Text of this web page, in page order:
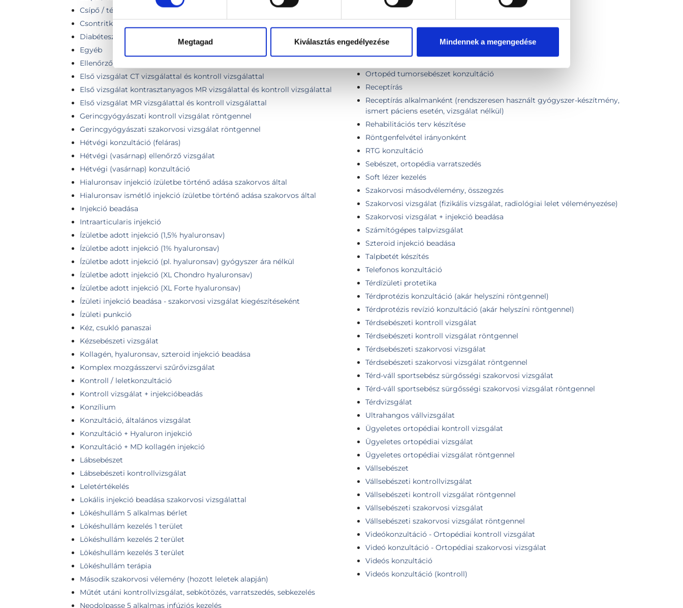
Megtagad Kiválasztás engedélyezése Mindennek a megengedése
Csípő / térdprotézis revízió konzultáció
Csontritkulás kezelése
Diabéteszes láb kezelése
Egyéb
Ellenőrző vizsgálat
Első vizsgálat CT vizsgálattal és kontroll vizsgálattal
Első vizsgálat kontrasztanyagos MR vizsgálattal és kontroll vizsgálattal
Első vizsgálat MR vizsgálattal és kontroll vizsgálattal
Gerincgyógyászati kontroll vizsgálat röntgennel
Gerincgyógyászati szakorvosi vizsgálat röntgennel
Hétvégi konzultáció (feláras)
Hétvégi (vasárnap) ellenőrző vizsgálat
Hétvégi (vasárnap) konzultáció
Hialuronsav injekció ízületbe történő adása szakorvos által
Hialuronsav ismétlő injekció ízületbe történő adása szakorvos által
Injekció beadása
Intraarticularis injekció
Ízületbe adott injekció (1,5% hyaluronsav)
Ízületbe adott injekció (1% hyaluronsav)
Ízületbe adott injekció (pl. hyaluronsav) gyógyszer ára nélkül
Ízületbe adott injekció (XL Chondro hyaluronsav)
Ízületbe adott injekció (XL Forte hyaluronsav)
Ízületi injekció beadása - szakorvosi vizsgálat kiegészítéseként
Ízületi punkció
Kéz, csukló panaszai
Kézsebészeti vizsgálat
Kollagén, hyaluronsav, szteroid injekció beadása
Komplex mozgásszervi szűrővizsgálat
Kontroll / leletkonzultáció
Kontroll vizsgálat + injekcióbeadás
Konzílium
Konzultáció, általános vizsgálat
Konzultáció + Hyaluron injekció
Konzultáció + MD kollagén injekció
Lábsebészet
Lábsebészeti kontrollvizsgálat
Leletértékelés
Lokális injekció beadása szakorvosi vizsgálattal
Lökéshullám 5 alkalmas bérlet
Lökéshullám kezelés 1 terület
Lökéshullám kezelés 2 terület
Lökéshullám kezelés 3 terület
Lökéshullám terápia
Második szakorvosi vélemény (hozott leletek alapján)
Műtét utáni kontrollvizsgálat, sebkötözés, varratszedés, sebkezelés
Neodolpasse 5 alkalmas infúziós kezelés
Ortopédiai vizsgálat sportorvosi engedélyhez
Ortopédia kontroll vizsgálat röntgennel
Ortopéd specialista szakorvosi vizsgálat
Ortopéd tumorsebészet konzultáció
Receptírás
Receptírás alkalmanként (rendszeresen használt gyógyszer-készítmény,
ismert páciens esetén, vizsgálat nélkül)
Rehabilitációs terv készítése
Röntgenfelvétel irányonként
RTG konzultáció
Sebészet, ortopédia varratszedés
Soft lézer kezelés
Szakorvosi másodvélemény, összegzés
Szakorvosi vizsgálat (fizikális vizsgálat, radiológiai lelet véleményezése)
Szakorvosi vizsgálat + injekció beadása
Számítógépes talpvizsgálat
Szteroid injekció beadása
Talpbetét készítés
Telefonos konzultáció
Térdízületi protetika
Térdprotézis konzultáció (akár helyszíni röntgennel)
Térdprotézis revízió konzultáció (akár helyszíni röntgennel)
Térdsebészeti kontroll vizsgálat
Térdsebészeti kontroll vizsgálat röntgennel
Térdsebészeti szakorvosi vizsgálat
Térdsebészeti szakorvosi vizsgálat röntgennel
Térd-váll sportsebész sürgősségi szakorvosi vizsgálat
Térd-váll sportsebész sürgősségi szakorvosi vizsgálat röntgennel
Térdvizsgálat
Ultrahangos vállvizsgálat
Ügyeletes ortopédiai kontroll vizsgálat
Ügyeletes ortopédiai vizsgálat
Ügyeletes ortopédiai vizsgálat röntgennel
Vállsebészet
Vállsebészeti kontrollvizsgálat
Vállsebészeti kontroll vizsgálat röntgennel
Vállsebészeti szakorvosi vizsgálat
Vállsebészeti szakorvosi vizsgálat röntgennel
Videókonzultáció - Ortopédiai kontroll vizsgálat
Videó konzultáció - Ortopédiai szakorvosi vizsgálat
Videós konzultáció
Videós konzultáció (kontroll)